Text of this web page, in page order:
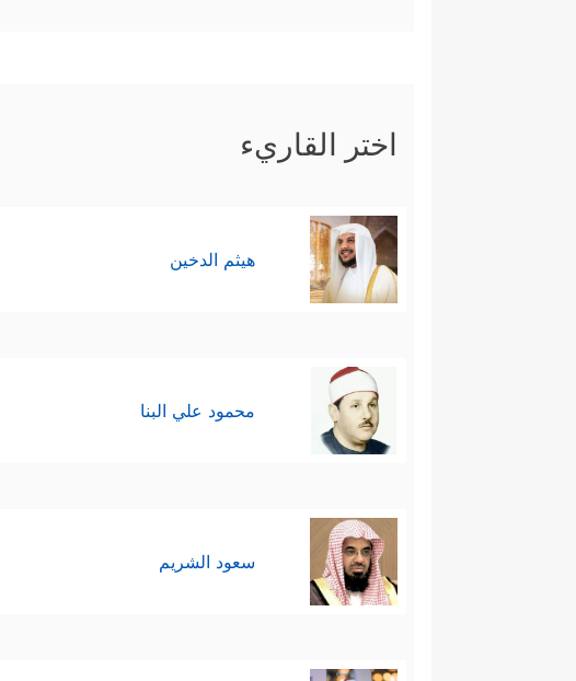
سَوۡفَ نُصۡلِیهِمۡ نَارࣰا﴾
أَصۡحَـٰبَ ٱلسَّبۡتِۚ﴾
اختر القاريء
هيثم الدخين
محمود علي البنا
سعود الشريم